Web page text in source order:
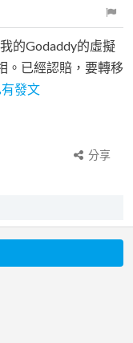
的Godaddy的虛擬
。已經認賠，要轉移
發文
分享